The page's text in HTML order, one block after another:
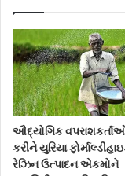
ઔદ્યોગિક
કરીને યુરિયા
રેઝિન ઉત્પાદન એકમોને